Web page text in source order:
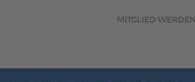
MITGLIED WERDEN